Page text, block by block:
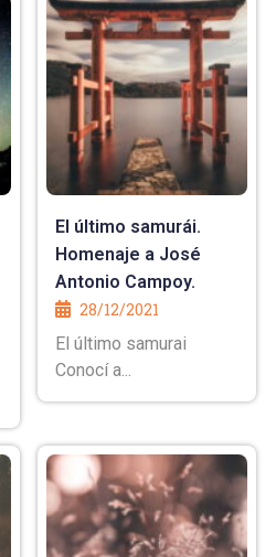
El último samurái.
Homenaje a José
Antonio Campoy.
28/12/2021
El último samurai
Conocí a...